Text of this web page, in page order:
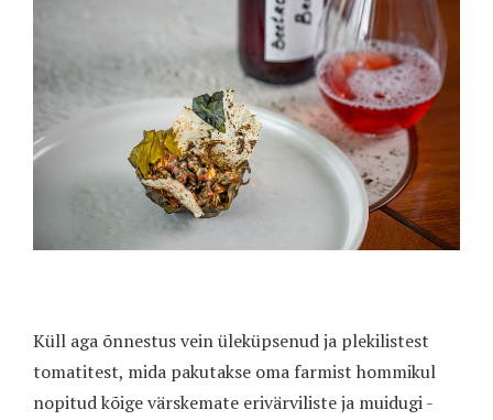
Küll aga õnnestus vein üleküpsenud ja plekilistest
tomatitest, mida pakutakse oma farmist hommikul
nopitud kõige värskemate erivärviliste ja muidugi -